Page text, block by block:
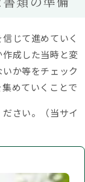
じて進めていく
成した当時と変
か等をチェック
めていくことで
さい。（当サイ